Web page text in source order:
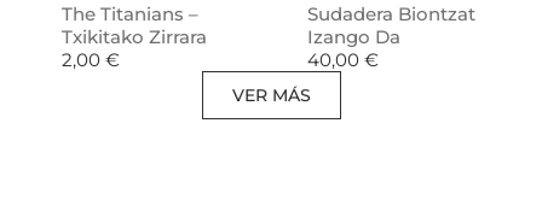
The Titanians –
Txikitako Zirrara
2,00 €
Sudadera Biontzat
Izango Da
40,00 €
VER MÁS